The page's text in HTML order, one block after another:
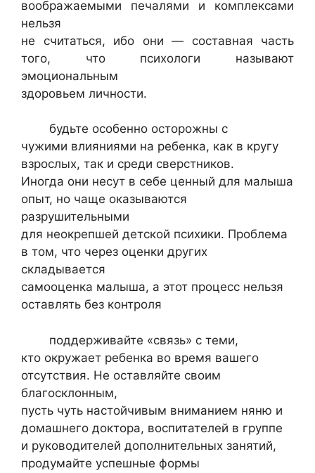
воображаемыми печалями и комплексами
нельзя
не считаться, ибо они — составная часть
того, что психологи называют
эмоциональным
здоровьем личности.
будьте особенно осторожны с
чужими влияниями на ребенка, как в кругу
взрослых, так и среди сверстников.
Иногда они несут в себе ценный для малыша
опыт, но чаще оказываются
разрушительными
для неокрепшей детской психики. Проблема
в том, что через оценки других
складывается
самооценка малыша, а этот процесс нельзя
оставлять без контроля
поддерживайте «связь» с теми,
кто окружает ребенка во время вашего
отсутствия. Не оставляйте своим
благосклонным,
пусть чуть настойчивым вниманием няню и
домашнего доктора, воспитателей в группе
и руководителей дополнительных занятий,
продумайте успешные формы